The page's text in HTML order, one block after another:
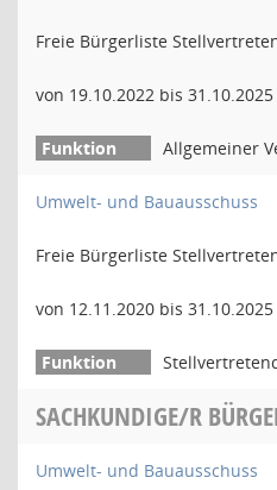
Freie Bürgerliste
von 19.10.2022 bis 31.10.2025
Allgemeiner
Umwelt- und Bauausschuss
Freie Bürgerliste
von 12.11.2020 bis 31.10.2025
SACHKUNDIGE/R
Umwelt- und Bauausschuss